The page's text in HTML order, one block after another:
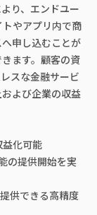
り、エンドユー
やアプリ内で商
申し込むことが
ます。顧客の資
スな金融サービ
よび企業の収益
化可能
の提供開始を実
供できる高精度